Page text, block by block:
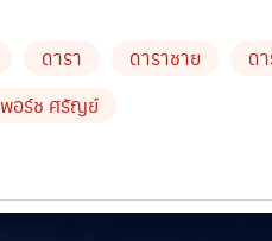
ดารา ดาราชาย ด
พอร์ช ศรัญย์